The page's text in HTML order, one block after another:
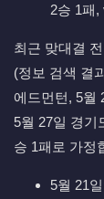
2승 1패,
최근 맞대결
(정보 검색 결
에드먼턴, 5월
5월 27일 경기
승 1패로 가정
5월 21